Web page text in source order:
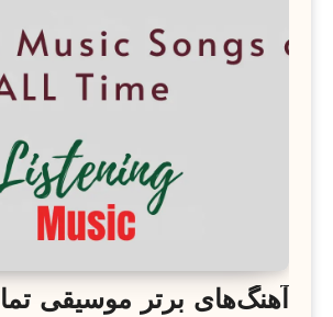
آهنگ‌های برتر موسیقی